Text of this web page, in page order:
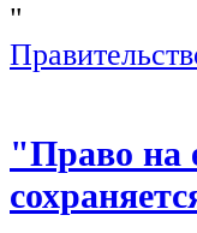
"
"Право на